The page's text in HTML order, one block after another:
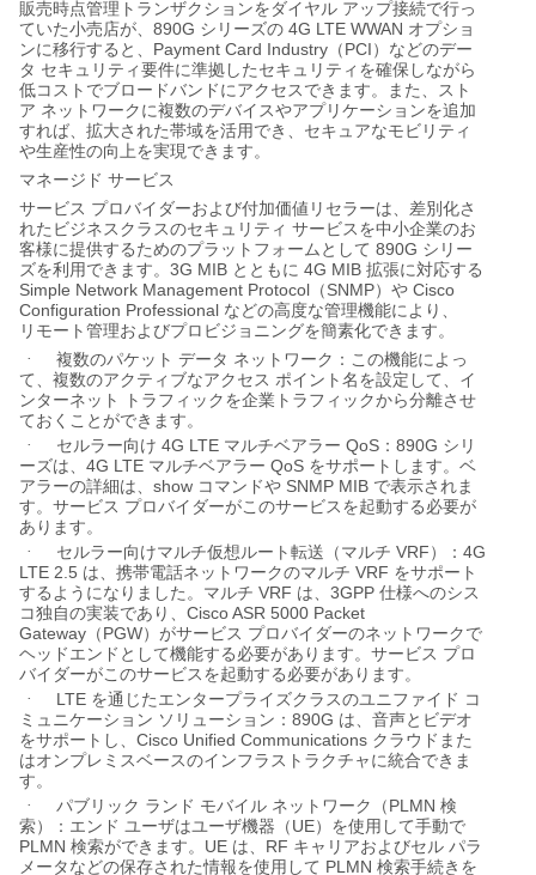
販売時点管理トランザクションをダイヤル アップ接続で行っ
ていた小売店が、 890G シリーズの 4G LTE WWAN オプショ
ンに移行すると、 Payment Card Industry （ PCI ）などのデー
タ セキュリティ要件に準拠したセキュリティを確保しながら
低コストでブロードバンドにアクセスできます。また、スト
ア ネットワークに複数のデバイスやアプリケーションを追加
すれば、拡大された帯域を活用でき、セキュアなモビリティ
や生産性の向上を実現できます。
マネージド サービス
サービス プロバイダーおよび付加価値リセラーは、差別化さ
れたビジネスクラスのセキュリティ サービスを中小企業のお
客様に提供するためのプラットフォームとして 890G シリー
ズを利用できます。 3G MIB とともに 4G MIB 拡張に対応する
Simple Network Management Protocol （ SNMP）や Cisco
Configuration Professional などの高度な管理機能により、
リモート管理およびプロビジョニングを簡素化できます。
·
複数のパケット データ ネットワーク： この機能によっ
て、複数のアクティブなアクセス ポイント名を設定して、イ
ンターネット
トラフィックを企業トラフィックから分離させ
ておくことができます。
·
セルラー向け 4G LTE マルチベアラー QoS ： 890G シリ
ーズは、 4G LTE マルチベアラー QoS をサポートします。ベ
アラーの詳細は、 show コマンドや SNMP MIB で表示されま
す。サービス プロバイダーがこのサービスを起動する必要が
あります。
·
セルラー向けマルチ仮想ルート転送（マルチ VRF ）： 4G
LTE 2.5 は、携帯電話ネットワークのマルチ VRF をサポート
するようになりました。マルチ VRF は、 3GPP 仕様へのシス
コ独自の実装であり、 Cisco ASR 5000 Packet
Gateway （ PGW）がサービス プロバイダーのネットワークで
ヘッドエンドとして機能する必要があります。サービス プロ
バイダーがこのサービスを起動する必要があります。
·
LTE を通じたエンタープライズクラスのユニファイド コ
ミュニケーション ソリューション： 890G は、音声とビデオ
をサポートし、 Cisco Unified Communications クラウドまた
はオンプレミスベースのインフラストラクチャに統合できま
す。
·
パブリック ランド モバイル ネットワーク（ PLMN 検
索）： エンド ユーザはユーザ機器（ UE）を使用して手動で
PLMN 検索ができます。 UE は、 RF キャリアおよびセル パラ
メータなどの保存された情報を使用して PLMN 検索手続きを